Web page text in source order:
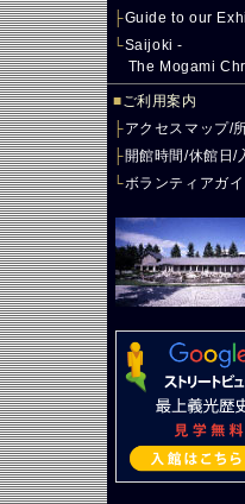
├Guide to our
└Saijoki -
The Mogami
■ご利用案内
├アクセスマップ/
├開館時間/休館日/
└ボランティアガイ